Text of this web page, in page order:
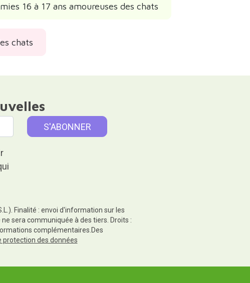
16 à 17 ans amoureuses des chats
chats
Finalité : envoi d'information sur les
sera communiquée à des tiers. Droits :
complémentaires.Des
protection des données